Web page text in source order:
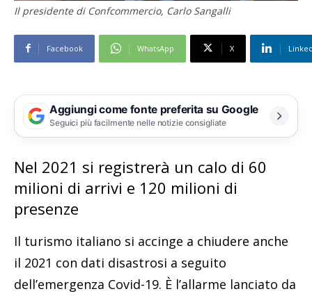
Il presidente di Confcommercio, Carlo Sangalli
Facebook WhatsApp X
Aggiungi come fonte preferita su Google
Seguici più facilmente nelle notizie consigliate
Nel 2021 si registrerà un calo di 60
milioni di arrivi e 120 milioni di
presenze
Il turismo italiano si accinge a chiudere anche
il 2021 con dati disastrosi a seguito
dell’emergenza Covid-19. È l’allarme lanciato da